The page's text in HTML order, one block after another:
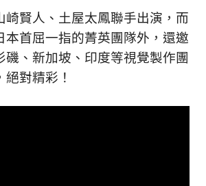
崎賢人、土屋太鳳聯手出演，而
本首屈一指的菁英團隊外，還邀
磯、新加坡、印度等視覺製作團
對精彩！